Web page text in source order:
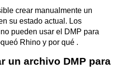
crear manualmente un
su estado actual. Los
pueden usar el DMP para
Rhino y por qué .
un archivo DMP para